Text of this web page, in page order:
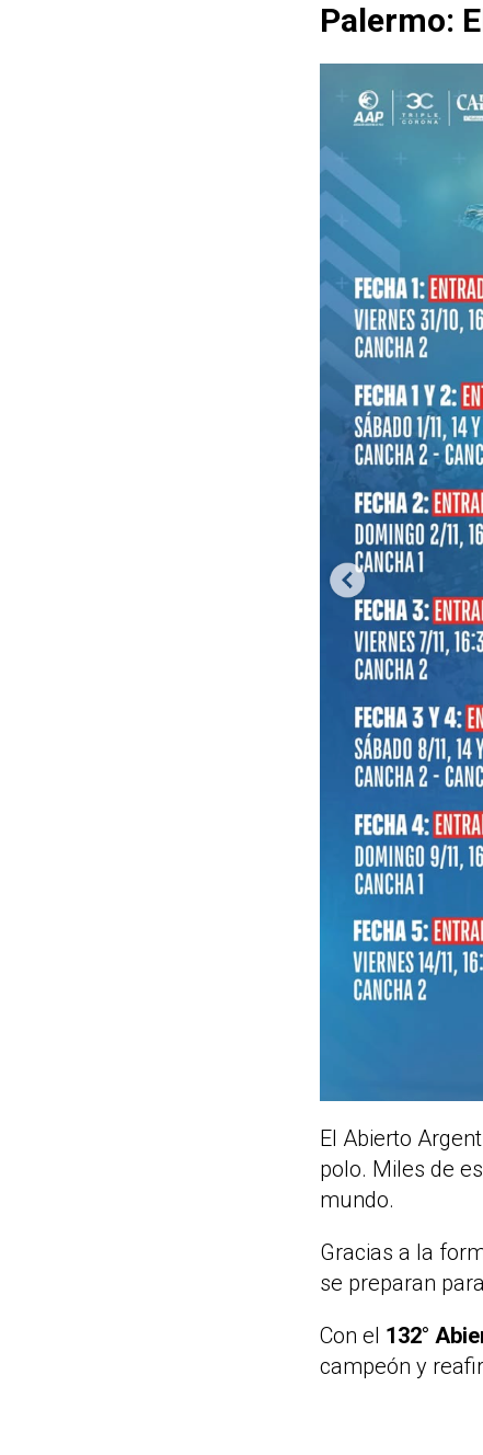
Palermo:
El Abierto
polo. Miles de
mundo.
Gracias a la
se preparan
Con el 132°
campeón y